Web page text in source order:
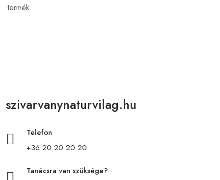
termék
szivarvanynaturvilag.hu
Telefon
+36 20 20 20 20
Tanácsra van szüksége?